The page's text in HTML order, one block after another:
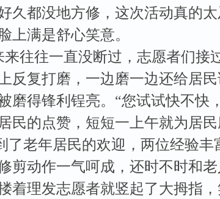
久都没地方修，这次活动真的
上满是舒心笑意。
往往一直没断过，志愿者们接
反复打磨，一边磨一边还给居
磨得锋利锃亮。“您试试快不快
民的点赞，短短一上午就为居
老年居民的欢迎，两位经验丰
剪动作一气呵成，还时不时和
着理发志愿者就竖起了大拇指